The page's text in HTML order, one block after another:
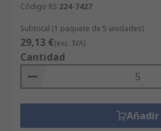
Código RS 224-7427
Subtotal (1 paquete de 5 unidades)
29,13 €(exc. IVA)
Cantidad
Añadir